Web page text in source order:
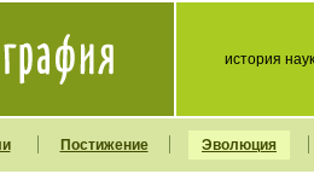
история
Постижение Эволюция